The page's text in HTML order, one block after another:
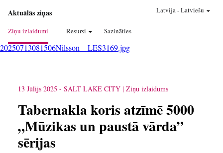
Aktuālās ziņas
Ziņu izlaidumi Resursi Sazināties
Latvija-Latviešu
20250713081506Nilsson__LES3169.jpg
13 Jūlijs 2025 - SALT LAKE CITY Ziņu izlaidums
Tabernakla koris atzīmē 5000
„Mūzikas un paustā vārda”
sērijas